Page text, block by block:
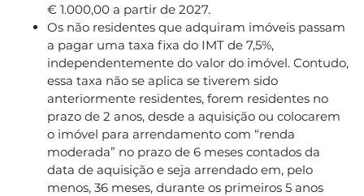
€ 1.000,00 a partir de 2027.
Os não residentes que adquiram imóveis passam
a pagar uma taxa fixa do IMT de 7,5%,
independentemente do valor do imóvel. Contudo,
essa taxa não se aplica se tiverem sido
anteriormente residentes, forem residentes no
prazo de 2 anos, desde a aquisição ou colocarem
o imóvel para arrendamento com “renda
moderada” no prazo de 6 meses contados da
data de aquisição e seja arrendado em, pelo
menos, 36 meses, durante os primeiros 5 anos